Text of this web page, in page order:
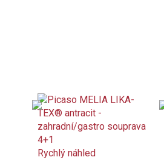
Rychlý náhled